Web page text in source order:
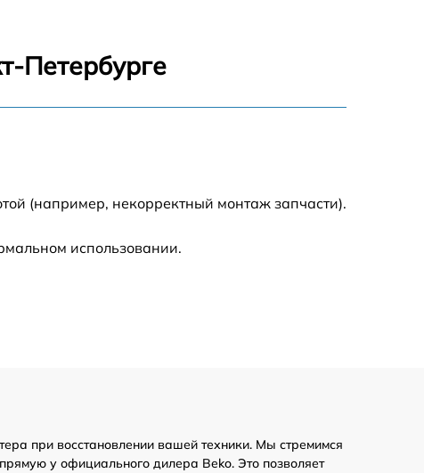
1600 р
Петербурге
(например, некорректный монтаж запчасти).
использовании.
при восстановлении вашей техники. Мы стремимся
у официального дилера Beko. Это позволяет